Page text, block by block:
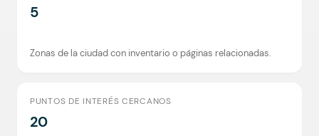
5
Zonas de la ciudad con inventario o páginas relacionadas.
PUNTOS DE INTERÉS CERCANOS
20